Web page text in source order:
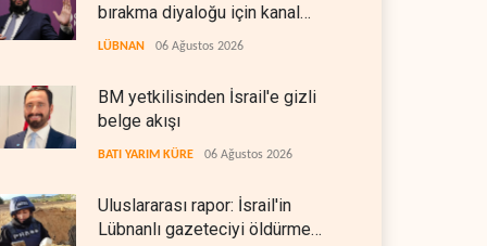
bırakma diyaloğu için kanal
arıyor
LÜBNAN 06 Ağustos 2026
BM yetkilisinden İsrail'e gizli
belge akışı
BATI YARIM KÜRE 06 Ağustos 2026
Uluslararası rapor: İsrail'in
Lübnanlı gazeteciyi öldürmesi